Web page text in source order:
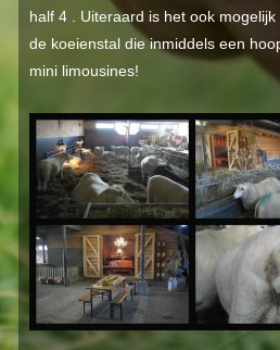
half 4 . Uiteraard is het ook
de koeienstal die inmiddels een
mini limousines!